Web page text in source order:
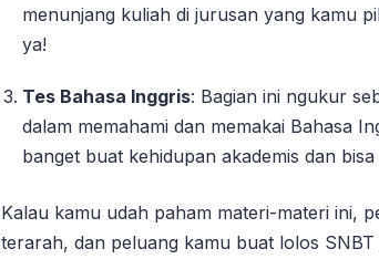
menunjang kuliah di jurusan yang kamu
ya!
Tes Bahasa Inggris: Bagian ini ngukur
dalam memahami dan memakai Bahasa
banget buat kehidupan akademis dan
Kalau kamu udah paham materi-materi ini,
terarah, dan peluang kamu buat lolos